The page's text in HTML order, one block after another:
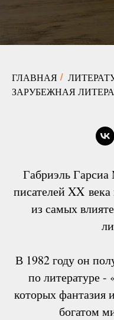
ГЛАВНАЯ /
ЗАРУБЕЖНАЯ
Габриэль
писателей XX
из самых
В 1982 году он
по литературе -
которых фантазия
богатом